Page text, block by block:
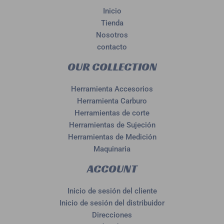
Inicio
Tienda
Nosotros
contacto
OUR COLLECTION
Herramienta Accesorios
Herramienta Carburo
Herramientas de corte
Herramientas de Sujeción
Herramientas de Medición
Maquinaria
ACCOUNT
Inicio de sesión del cliente
Inicio de sesión del distribuidor
Direcciones